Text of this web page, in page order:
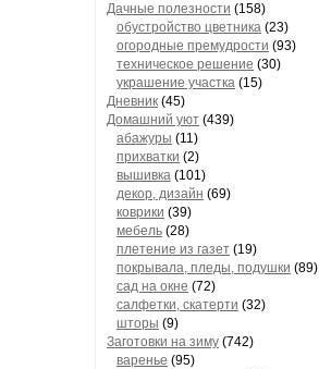
Дачные полезности (158)
обустройство цветника (23)
огородные премудрости (93)
техническое решение (30)
украшение участка (15)
Дневник (45)
Домашний уют (439)
абажуры (11)
прихватки (2)
вышивка (101)
декор, дизайн (69)
коврики (39)
мебель (28)
плетение из газет (19)
покрывала, пледы, подушки (89)
сад на окне (72)
салфетки, скатерти (32)
шторы (9)
Заготовки на зиму (742)
варенье (95)